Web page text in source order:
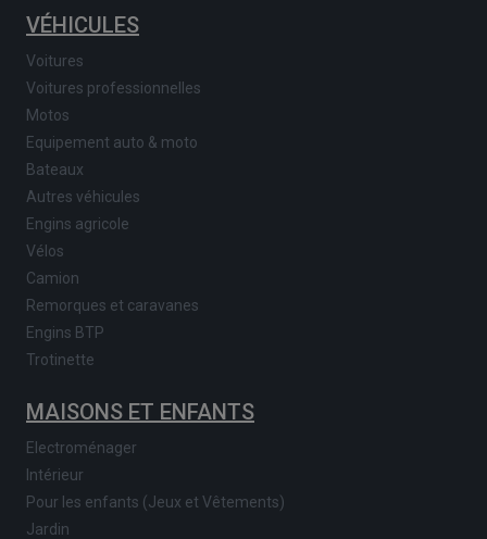
VÉHICULES
Voitures
Voitures professionnelles
Motos
Equipement auto & moto
Bateaux
Autres véhicules
Engins agricole
Vélos
Camion
Remorques et caravanes
Engins BTP
Trotinette
MAISONS ET ENFANTS
Electroménager
Intérieur
Pour les enfants (Jeux et Vêtements)
Jardin